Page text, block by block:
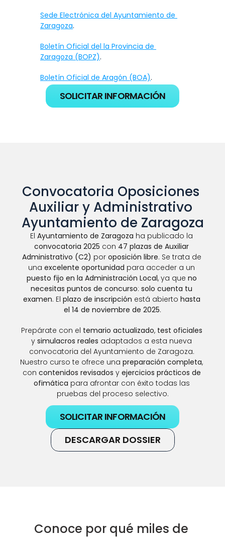
Sede Electrónica del Ayuntamiento de
Zaragoza.
Boletín Oficial del la Provincia de
Zaragoza (BOPZ).
Boletín Oficial de Aragón (BOA).
SOLICITAR INFORMACIÓN
Convocatoria Oposiciones
Auxiliar y Administrativo
Ayuntamiento de Zaragoza
El Ayuntamiento de Zaragoza
convocatoria 2025 con 47 plazas de Auxiliar
Administrativo (C2) por oposición libre. Se trata de
una excelente oportunidad
puesto fijo en la Administración Local, ya que no
necesitas puntos de concurso: solo cuenta tu
examen. El plazo de inscripción está abierto hasta
el 14 de noviembre de 2025.
Prepárate con el temario actualizado, test oficiales
y simulacros reales adaptados a esta nueva
convocatoria del Ayuntamiento de Zaragoza.
Nuestro curso te ofrece una preparación completa,
con contenidos revisados y ejercicios prácticos de
ofimática para afrontar con éxito todas las
pruebas del proceso selectivo.
SOLICITAR INFORMACIÓN
DESCARGAR DOSSIER
Conoce por qué miles de